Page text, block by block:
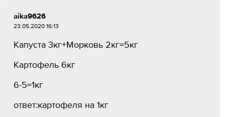
aika9626
23.05.2020 16:13
Капуста 3кг+Морковь 2кг=5кг
Картофель 6кг
6-5=1кг
ответ:картофеля на 1кг